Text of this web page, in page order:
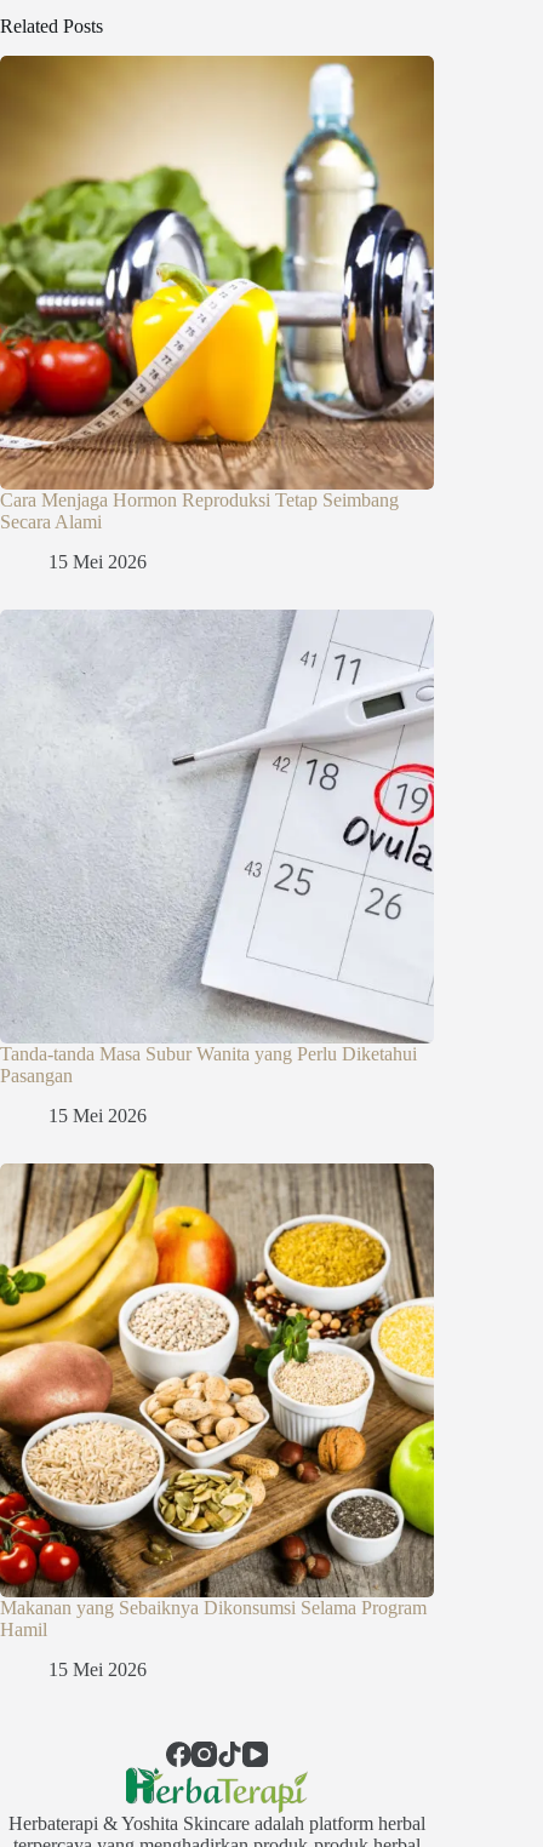
Related Posts
Cara Menjaga Hormon Reproduksi Tetap Seimbang
Secara Alami
15 Mei 2026
Tanda-tanda Masa Subur Wanita yang Perlu Diketahui
Pasangan
15 Mei 2026
Makanan yang Sebaiknya Dikonsumsi Selama Program
Hamil
15 Mei 2026
Herbaterapi & Yoshita Skincare adalah platform herbal